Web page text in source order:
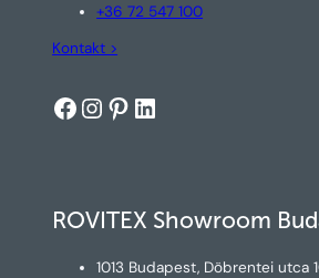
+36 72 547 100
Kontakt >
Facebook
Instagram
Pinterest
LinkedIn
ROVITEX Showroom
1013 Budapest, Döbrentei utca